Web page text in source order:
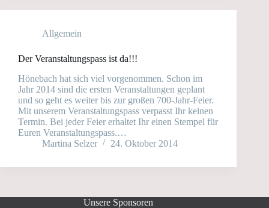
Allgemein
Der Veranstaltungspass ist da!!!
Hönebach hat sich viel vorgenommen. Schon im
Jahr 2014 sind die ersten Veranstaltungen geplant
und so geht es weiter bis zur großen 700-Jahr-Feier.
Mit unserem Veranstaltungspass verpasst Ihr keinen
Termin. Bei jeder Feier erhaltet Ihr einen Stempel für
Euren Veranstaltungspass.…
Martina Selzer
24. Oktober 2014
Unsere Sponsoren